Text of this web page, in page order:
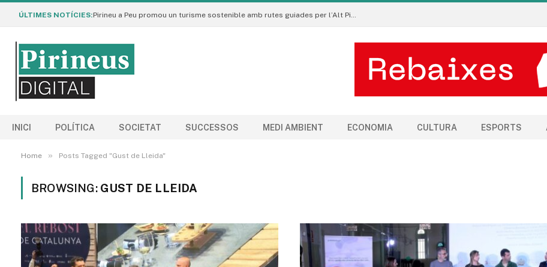
ÚLTIMES NOTÍCIES: Pirineu a Peu promou un turisme sostenible amb rutes guiades per l’Alt Pirineu i l’Aran
INICI POLÍTICA SOCIETAT SUCCESSOS MEDI AMBIENT ECONOMIA CULTURA ESPORTS
Home » Posts Tagged "Gust de Lleida"
BROWSING: GUST DE LLEIDA